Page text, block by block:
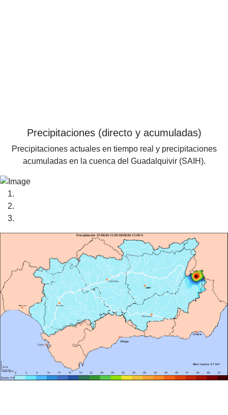
Precipitaciones (directo y acumuladas)
Precipitaciones actuales en tiempo real y precipitaciones
acumuladas en la cuenca del Guadalquivir (SAIH).